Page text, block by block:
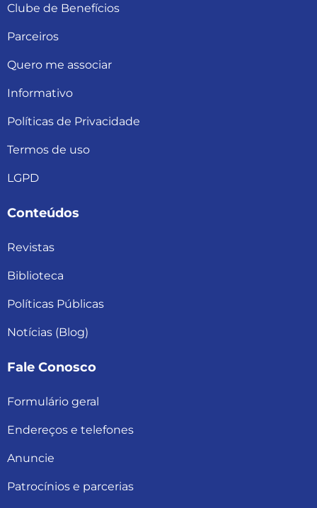
Clube de Benefícios
Parceiros
Quero me associar
Informativo
Políticas de Privacidade
Termos de uso
LGPD
Conteúdos
Revistas
Biblioteca
Políticas Públicas
Notícias (Blog)
Fale Conosco
Formulário geral
Endereços e telefones
Anuncie
Patrocínios e parcerias